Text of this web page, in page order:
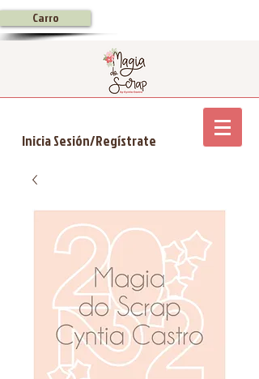
Carro
Inicia Sesión/Regístrate